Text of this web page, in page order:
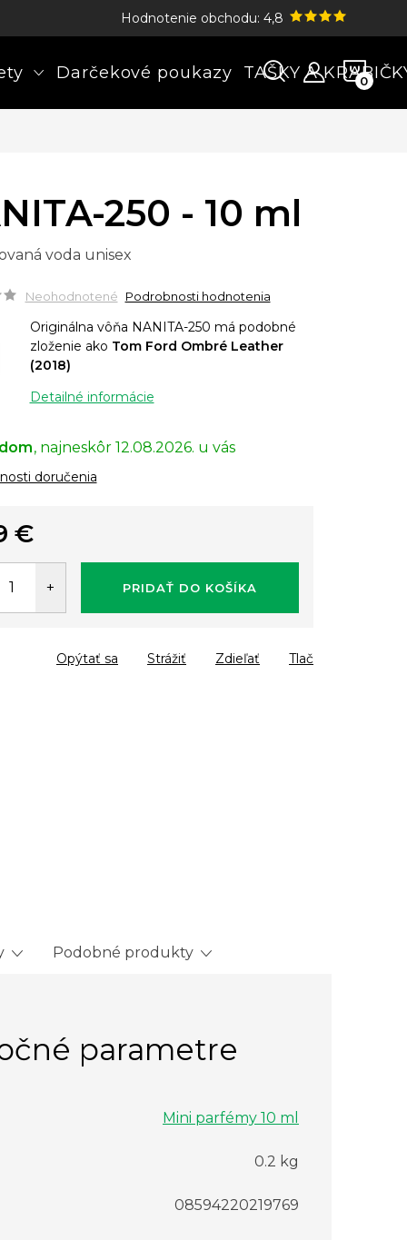
Hodnotenie obchodu: 4,8
Darčekové poukazy TAŠKY A
250 - 10 ml
voda unisex
Neohodnotené Podrobnosti hodnotenia
Originálna vôňa NANITA-250 má podobné
zloženie ako Tom Ford Ombré Leather
(2018)
Detailné informácie
12.08.2026.
doručenia
€
PRIDAŤ DO KOŠÍKA
Tlač
Opýtať sa Strážiť Zdieľať
Podobné produkty
parametre
Mini parfémy 10 ml
0.2 kg
08594220219769